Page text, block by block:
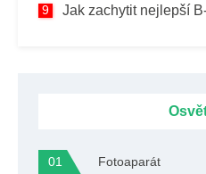
Jak zachytit nejlepší
Fotoaparát